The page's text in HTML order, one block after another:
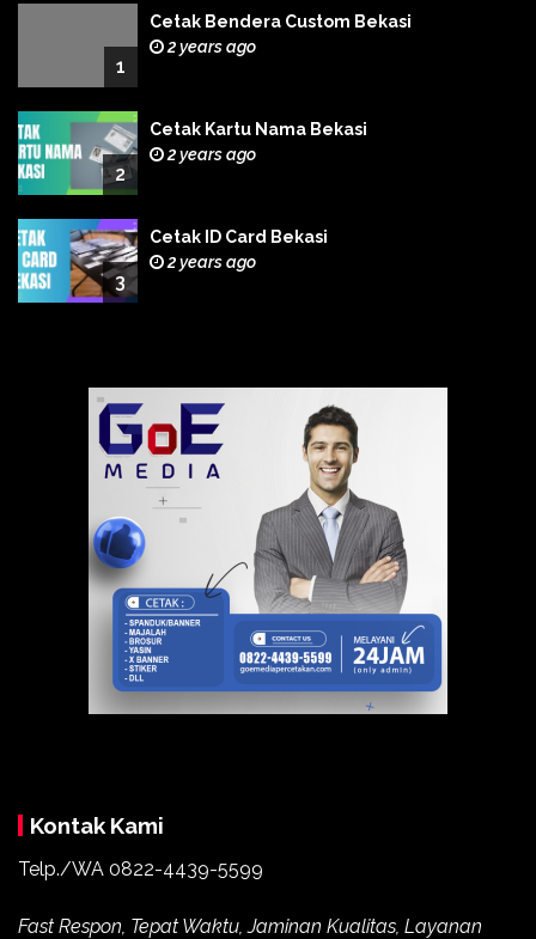
1
Cetak Bendera Custom Bekasi
2 years ago
2
Cetak Kartu Nama Bekasi
2 years ago
3
Cetak ID Card Bekasi
2 years ago
Kontak Kami
Telp./WA 0822-4439-5599
Fast Respon, Tepat Waktu, Jaminan Kualitas, Layanan